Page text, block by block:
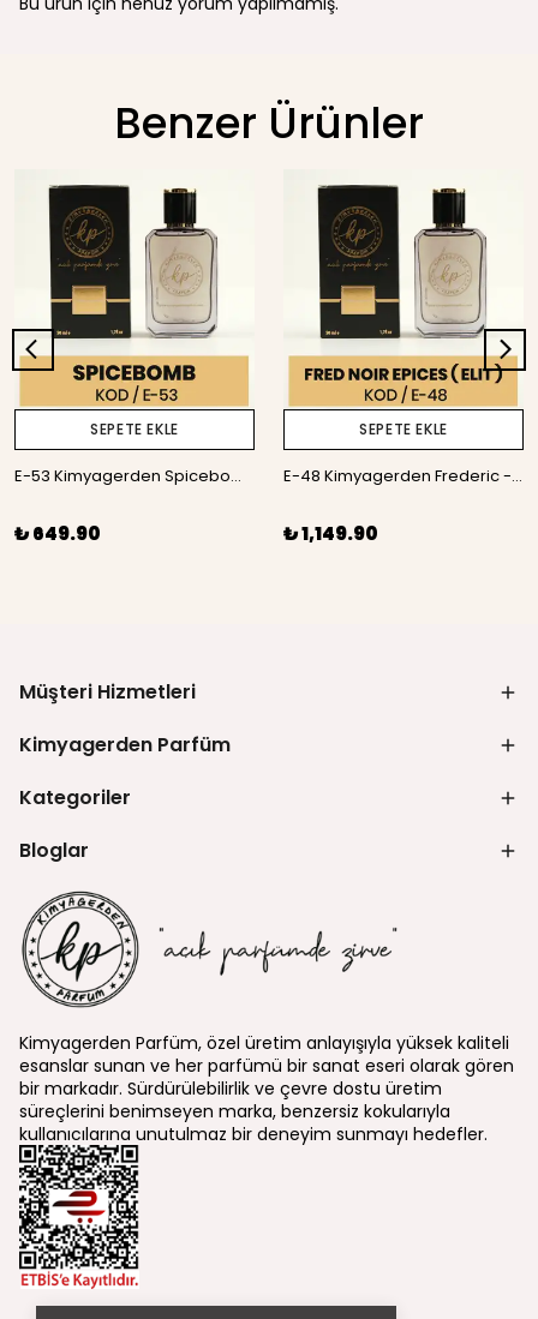
Benzer Ürünler
SEPETE EKLE
E-53 Kimyagerden Spicebomb - 50 ml
₺ 649.90
SEPETE EKLE
E-48 Kimyagerden Frederic - Noir Epices - Elit seri (Unisex) - 50 ml
₺ 1,149.90
Müşteri Hizmetleri
Kimyagerden Parfüm
Kategoriler
Bloglar
Kimyagerden Parfüm, özel üretim anlayışıyla yüksek kaliteli
esanslar sunan ve her parfümü bir sanat eseri olarak gören
bir markadır. Sürdürülebilirlik ve çevre dostu üretim
süreçlerini benimseyen marka, benzersiz kokularıyla
kullanıcılarına unutulmaz bir deneyim sunmayı hedefler.